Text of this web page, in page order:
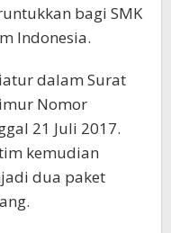
bagi SMK
Indonesia.
dalam Surat
Nomor
21 Juli 2017.
kemudian
dua paket